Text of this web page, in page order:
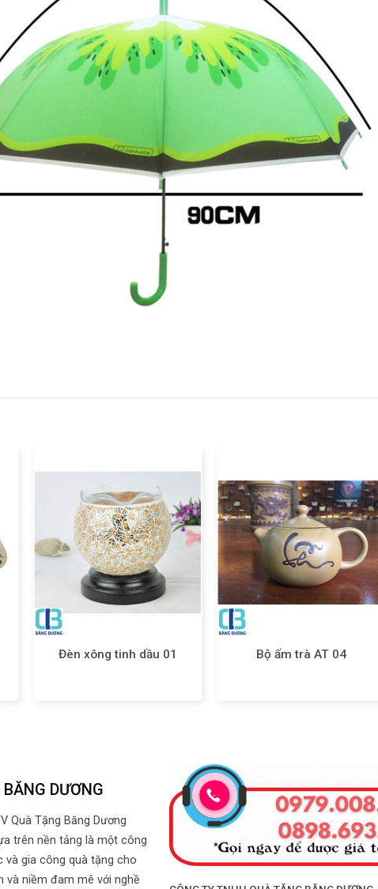
Đèn xông tinh dầu 01 Bộ ấm trà AT 04
DƯƠNG
Quà Tặng Băng Dương
trên nền tảng là một công
và gia công quà tặng cho
và niềm đam mê với nghề